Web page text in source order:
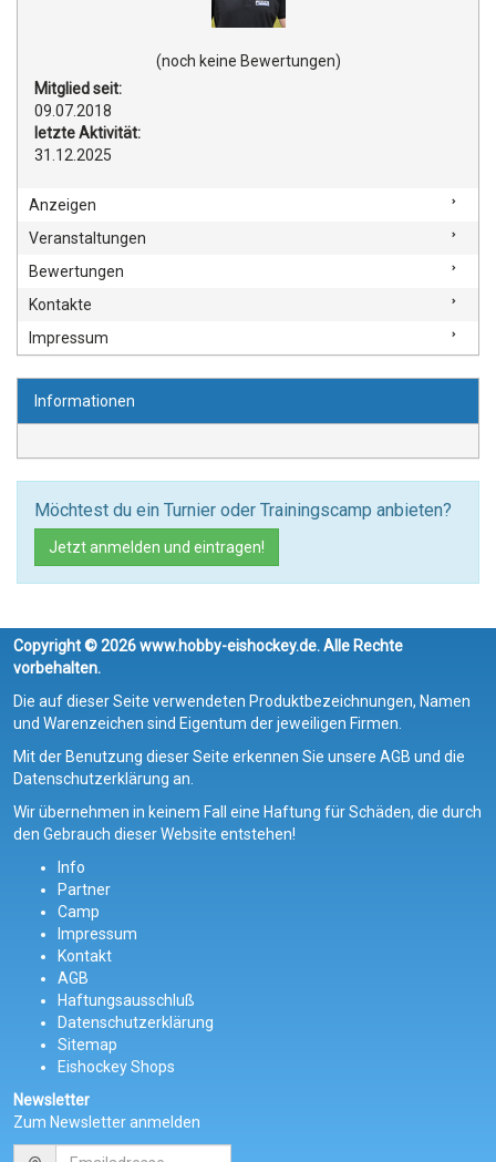
(noch keine Bewertungen)
Mitglied seit:
09.07.2018
letzte Aktivität:
31.12.2025
Anzeigen
Veranstaltungen
Bewertungen
Kontakte
Impressum
Informationen
Möchtest du ein Turnier oder Trainingscamp anbieten?
Jetzt anmelden und eintragen!
Copyright © 2026 www.hobby-eishockey.de. Alle Rechte
vorbehalten.
Die auf dieser Seite verwendeten Produktbezeichnungen, Namen
und Warenzeichen sind Eigentum der jeweiligen Firmen.
Mit der Benutzung dieser Seite erkennen Sie unsere AGB und die
Datenschutzerklärung an.
Wir übernehmen in keinem Fall eine Haftung für Schäden, die durch
den Gebrauch dieser Website entstehen!
Info
Partner
Camp
Impressum
Kontakt
AGB
Haftungsausschluß
Datenschutzerklärung
Sitemap
Eishockey Shops
Newsletter
Zum Newsletter anmelden